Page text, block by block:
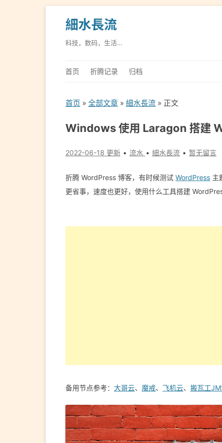
細水長流
科技，数码，生活…
首页 折腾记录 归档
首页 » 全部文章 » 細水長流 » 正文
Windows 使用 Laragon 搭建
2022-06-18 更新 流水 細水長流 暂无留言
折腾 WordPress 博客，有时候测试 WordPress 主
更省事，速度也更好，使用什么工具搭建
备用节点参考： 大哥云、 魔戒、 飞机云、 搬瓦工